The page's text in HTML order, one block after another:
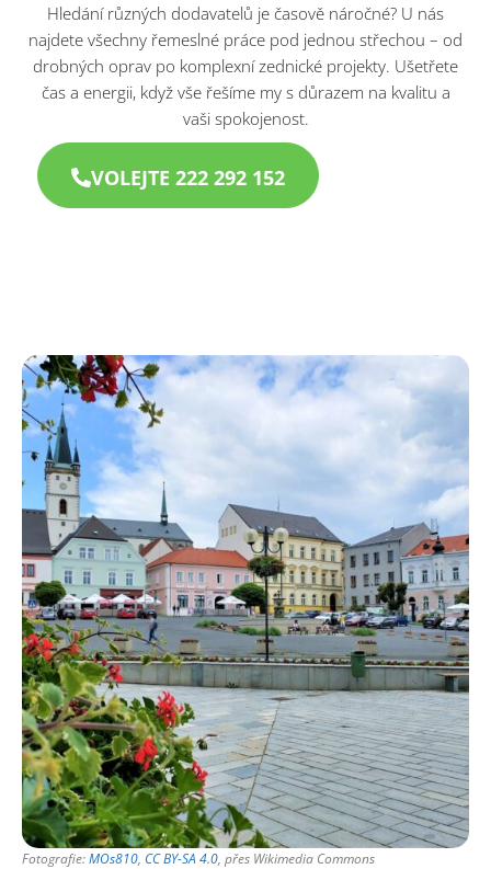
Hledání různých dodavatelů je časově náročné? U nás
najdete všechny řemeslné práce pod jednou střechou – od
drobných oprav po komplexní zednické projekty. Ušetřete
čas a energii, když vše řešíme my s důrazem na kvalitu a
vaši spokojenost.
VOLEJTE 222 292 152
Fotografie:MOs810, CC BY-SA 4.0, přes Wikimedia Commons